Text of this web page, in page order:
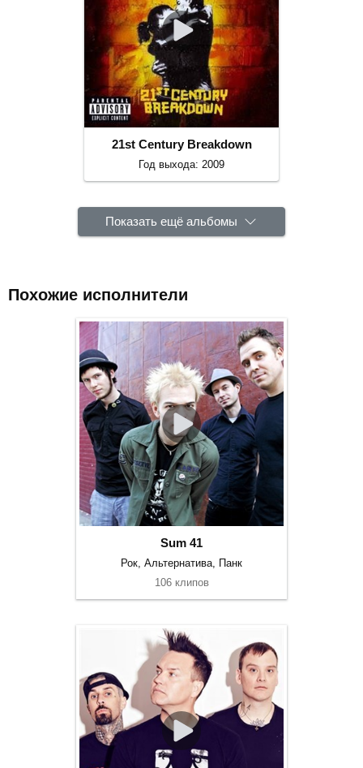
21st Century Breakdown
Год выхода: 2009
Показать ещё альбомы
Похожие исполнители
Sum 41
Рок, Альтернатива, Панк
106 клипов